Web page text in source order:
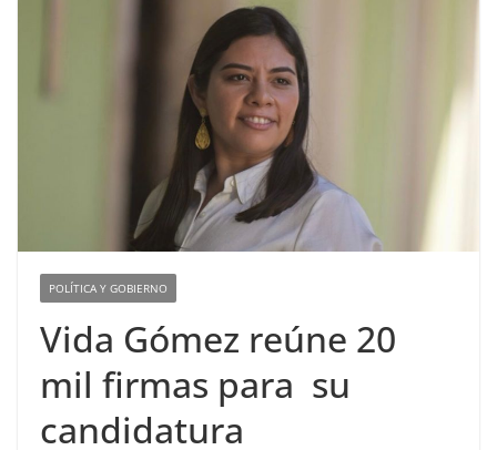
POLÍTICA Y GOBIERNO
Vida Gómez reúne 20
mil firmas para su
candidatura